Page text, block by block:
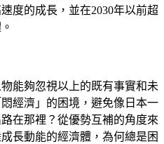
度的成長，並在2030年以前超
能夠忽視以上的既有事實和未
經濟」的困境，避免像日本一
在那裡？從優勢互補的角度來
長動能的經濟體，為何總是困